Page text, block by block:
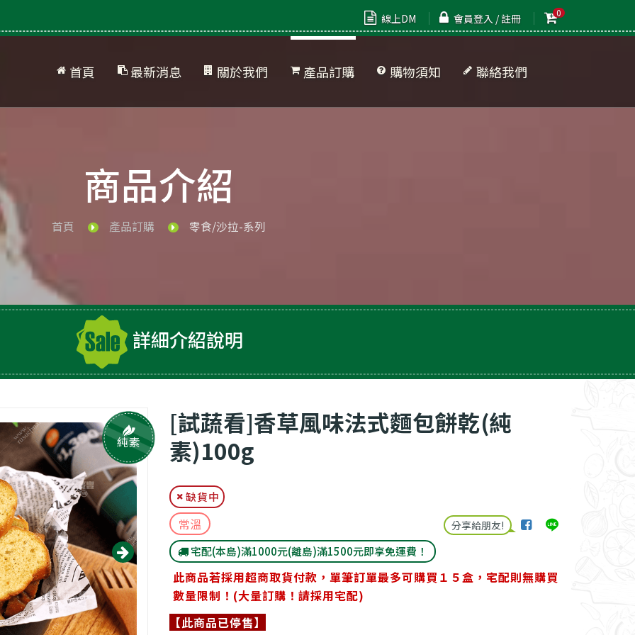
線上DM 會員登入 / 註冊 0
首頁 最新消息 關於我們 產品訂購 購物須知 聯絡我們
商品介紹
首頁 產品訂購 零食/沙拉-系列
詳細介紹說明
純素
[試蔬看]香草風味法式麵包餅乾(純
素)100g
缺貨中
常溫 分享給朋友!
宅配(本島)滿1000元(離島)滿1500元即享免運費！
此商品若採用超商取貨付款，單筆訂單最多可購買１５盒，宅配則無購買
數量限制！(大量訂購！請採用宅配)
【此商品已停售】